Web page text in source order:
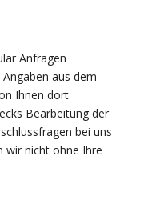
Anfragen
aus dem
Ihnen dort
Bearbeitung der
bei uns
wir nicht ohne Ihre